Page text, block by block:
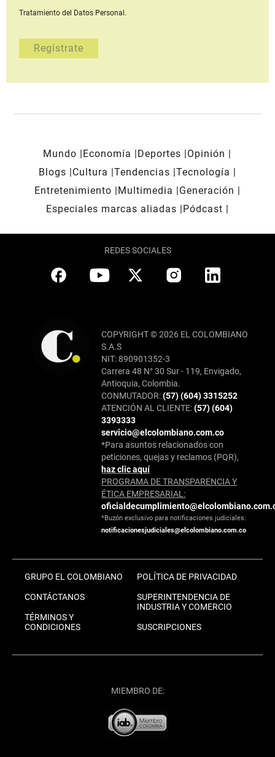
Tratamiento del Datos Personal.
Mundo Economía Deportes
Opinión
Blogs
Cultura Tendencias Tecnología
Entretenimiento
Multimedia
Generación
Especiales marcas aliadas
Pódcast
REDES SOCIALES
COPYRIGHT © 2026 EL COLOMBIANO
S.A.S
NIT: 890901352-3
Carrera 48 N° 30 Sur - 119, Envigado,
Antioquia, Colombia.
CONMUTADOR:(57) (604) 3315252
ATENCIÓN AL CLIENTE:(57) (604)
3393333
servicio@elcolombiano.com.co
*Para asuntos relacionados con
peticiones, quejas y reclamos (PQR),
haz clic aquí
PROGRAMA DE TRANSPARENCIA Y
ÉTICA EMPRESARIAL:
*Buzón exclusivo para notificaciones judiciales:
notificacionesjudiciales@elcolombiano.com.co
GRUPO EL COLOMBIANO
CONTÁCTANOS
TÉRMINOS Y
CONDICIONES
POLÍTICA DE PRIVACIDAD
SUPERINTENDENCIA DE
INDUSTRIA Y COMERCIO
SUSCRIPCIONES
MIEMBRO DE: